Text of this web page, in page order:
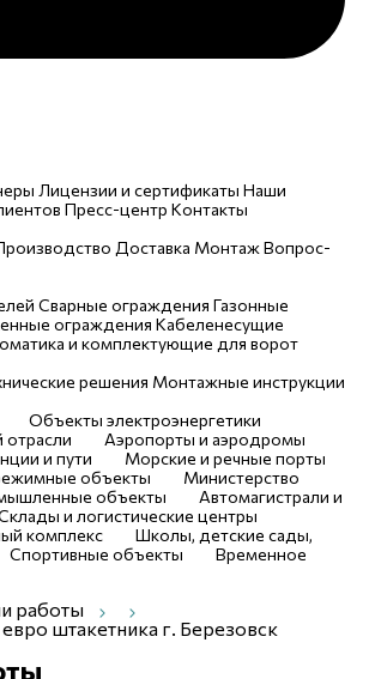
Лицензии и сертификаты Наши
Пресс-центр Контакты
Доставка МонтажВопрос-
Сварные ограждения Газонные
ограждения Кабеленесущие
и комплектующие для ворот
решения Монтажные инструкции
Объекты электроэнергетики
Аэропорты и аэродромы
и пути
Морские и речные порты
объекты
Министерство
объекты
Автомагистрали и
и логистические центры
комплекс
Школы, детские сады,
Спортивные объекты
Временное
работы
штакетника г. Березовск